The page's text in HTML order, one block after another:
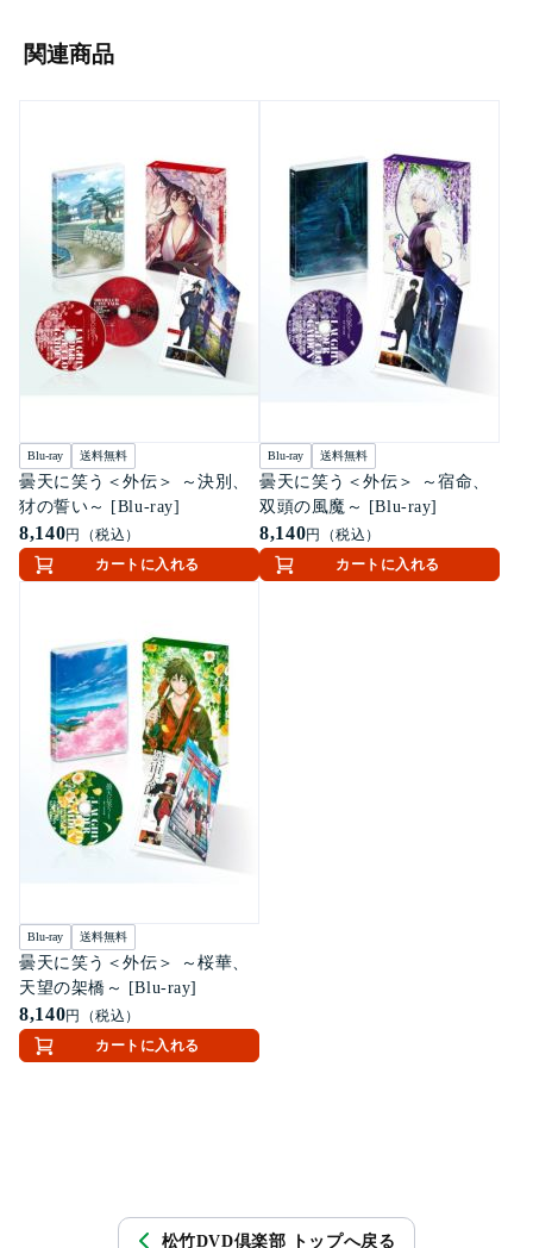
関連商品
Blu-ray 送料無料
曇天に笑う＜外伝＞ ～決別、
犲の誓い～ [Blu-ray]
8,140円（税込）
カートに入れる
Blu-ray 送料無料
曇天に笑う＜外伝＞ ～宿命、
双頭の風魔～ [Blu-ray]
8,140円（税込）
カートに入れる
Blu-ray 送料無料
曇天に笑う＜外伝＞ ～桜華、
天望の架橋～ [Blu-ray]
8,140円（税込）
カートに入れる
松竹DVD倶楽部 トップへ戻る